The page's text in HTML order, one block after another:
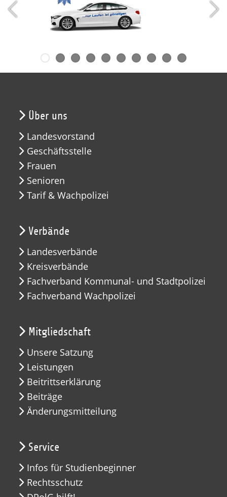
Über uns
Landesvorstand
Geschäftsstelle
Frauen
Senioren
Tarif & Wachpolizei
Verbände
Landesverbände
Kreisverbände
Fachverband Kommunal- und Stadtpolizei
Fachverband Wachpolizei
Mitgliedschaft
Unsere Satzung
Leistungen
Beitrittserklärung
Beiträge
Änderungsmitteilung
Service
Infos für Studienbeginner
Rechtsschutz